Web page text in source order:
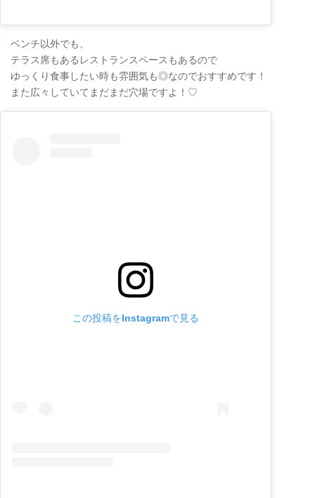
ベンチ以外でも、
テラス席もあるレストランスペースもあるので
ゆっくり食事したい時も雰囲気も◎なのでおすすめです！
また広々していてまだまだ穴場ですよ！♡
この投稿をInstagramで見る